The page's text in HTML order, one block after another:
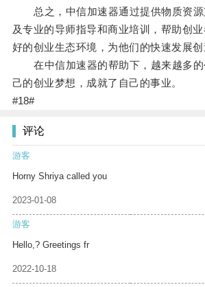
总之，中信加速器通过提供物质资源
及专业的导师指导和商业培训，帮助创
好的创业生态环境，为他们的快速发展创
在中信加速器的帮助下，越来越多的
己的创业梦想，成就了自己的事业。
#18#
评论
游客
Horny Shriya called you
2023-01-08
游客
Hello,? Greetings fr
2022-10-18